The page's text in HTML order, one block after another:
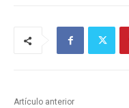
Artículo anterior